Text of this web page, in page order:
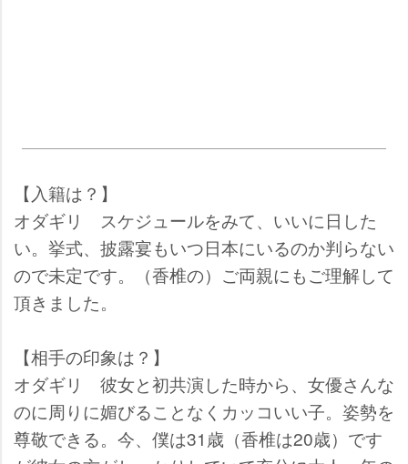
【入籍は？】
オダギリ
スケジュールをみて、いいに日した
い。挙式、披露宴もいつ日本にいるのか判らない
ので未定です。（香椎の）ご両親にもご理解して
頂きました。
【相手の印象は？】
オダギリ
彼女と初共演した時から、女優さんな
のに周りに媚びることなくカッコいい子。姿勢を
尊敬できる。今、僕は31歳（香椎は20歳）です